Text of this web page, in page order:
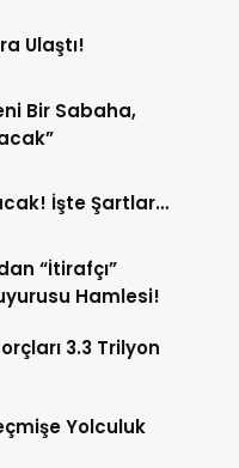
Ulaştı!
Bir Sabaha,
İşte Şartlar…
“İtirafçı”
Hamlesi!
3.3 Trilyon
Yolculuk